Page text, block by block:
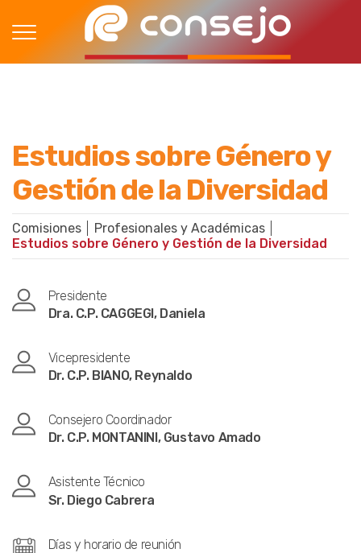
Estudios sobre Género y
Gestión de la Diversidad
Comisiones
Profesionales y Académicas
Estudios sobre Género y Gestión de la Diversidad
Presidente
Dra. C.P. CAGGEGI, Daniela
Vicepresidente
Dr. C.P. BIANO, Reynaldo
Consejero Coordinador
Dr. C.P. MONTANINI, Gustavo Amado
Asistente Técnico
Sr. Diego Cabrera
Días y horario de reunión